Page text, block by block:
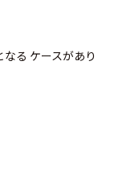
る ケースがあり